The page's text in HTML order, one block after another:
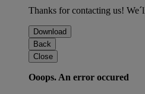
Thanks for contacting us!
Download
Back
Close
Ooops. An error occured